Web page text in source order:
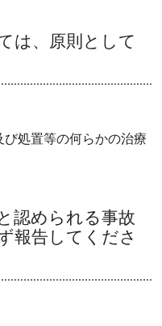
、原則として
処置等の何らかの治療
められる事故
報告してくださ